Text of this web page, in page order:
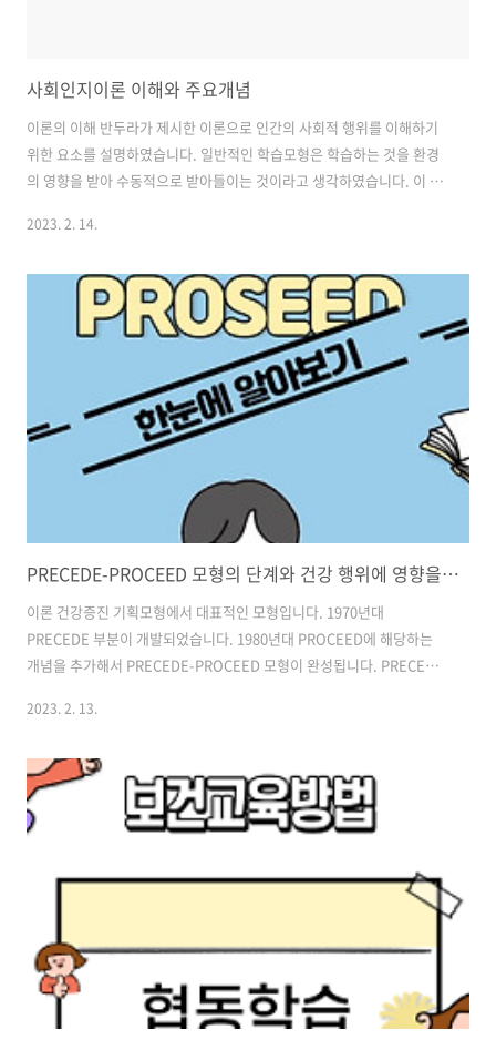
사회인지이론 이해와 주요개념
이론의 이해 반두라가 제시한 이론으로 인간의 사회적 행위를 이해하기
위한 요소를 설명하였습니다. 일반적인 학습모형은 학습하는 것을 환경
의 영향을 받아 수동적으로 받아들이는 것이라고 생각하였습니다. 이 모
하지 못하였습니다. 사회인지이론은 이러한 일반적인 학습모형의 결함
환경적 영향이 역동적으로 상호작용한다고 보았습니다. 상호결정론 사
회인지이론의 가장 기본전제가 되는 개념입니다. 개인, 환경, 행동 세 가
지 요소가 서로 끊임없이 상호작용한다는 것 입니다. 개인, 환경, 행동 세
요소가 동시에 서로에게 영향을 미치는 것으로 이해하였습니다. 개인, 행
동, 환경의 특성이 변하면..
2023. 2. 14.
PRECEDE-PROCEED 모형의 단계와 건강 행위에 영향을 주는 요인
이론 건강증진 기획모형에서 대표적인 모형입니다. 1970년대
PRECEDE 부분이 개발되었습니다. 1980년대 PROCEED에 해당하는
개념을 추가해서 PRECEDE-PROCEED 모형이 완성됩니다. PRECEDE
PROCEED는 정책을 수립하고 보건프로그램을 직접 실행합니다. 실행
니다. 보건교육을 시행할 때 계획부터 평가하는 과정까지 연속적인 단계
를 제공합니다. 이 모형을 통해서 포괄적인 건강증진 계획이 가능합니다.
보건교사가 건강과 관련된 학생들의 행동을 바람직한 방향으로 변화할
째는 사회적 진단 단계입니다..
2023. 2. 13.